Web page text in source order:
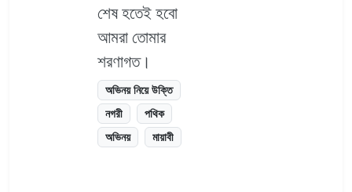
শেষ হতেই হবো
আমরা তোমার
শরণাগত।
অভিনয় নিয়ে উক্তি
নগরী
পথিক
অভিনয়
মায়াবী